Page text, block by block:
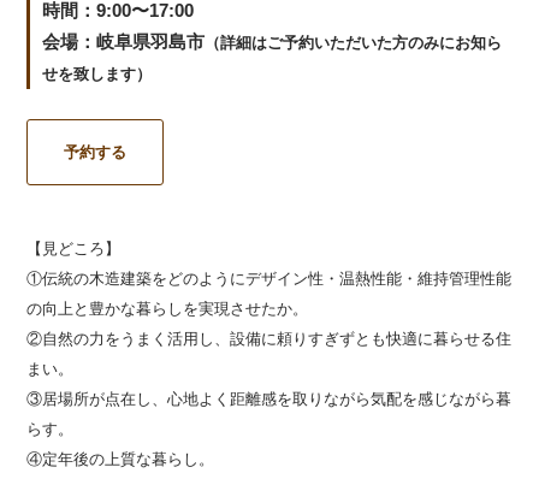
時間：9:00〜17:00
会場：岐阜県羽島市 （詳細はご予約いただいた方のみにお知ら
せを致します）
予約する
【見どころ】
①伝統の木造建築をどのようにデザイン性・温熱性能・維持管理性能
の向上と豊かな暮らしを実現させたか。
②自然の力をうまく活用し、設備に頼りすぎずとも快適に暮らせる住
まい。
③居場所が点在し、心地よく距離感を取りながら気配を感じながら暮
らす。
④定年後の上質な暮らし。